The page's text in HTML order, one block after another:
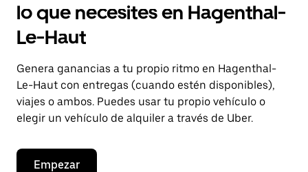
lo que necesites en Hagenthal-
Le-Haut
Genera ganancias a tu propio ritmo en Hagenthal-
Le-Haut con entregas (cuando estén disponibles),
viajes o ambos. Puedes usar tu propio vehículo o
elegir un vehículo de alquiler a través de Uber.
Empezar